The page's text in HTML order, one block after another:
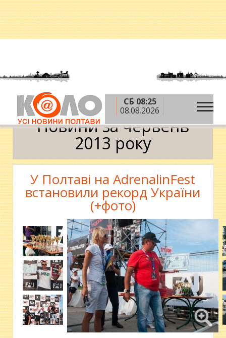
СБ 08:25
08.08.2026
Головна » 2013 рік » червень Календар
Новини за червень
2013 року
У Полтаві на AdrenalinFest
встановили рекорд України
(+фото)